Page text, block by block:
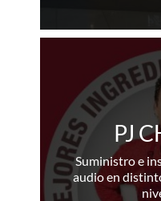
PJ
Suministro e
audio en